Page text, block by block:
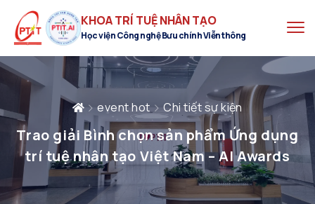
KHOA TRÍ TUỆ NHÂN TẠO
Học viện Công nghệ Bưu chính Viễn thông
event hot Chi tiết sự kiện
Trao giải Bình chọn sản phẩm Ứng dụng
trí tuệ nhân tạo Việt Nam – AI Awards